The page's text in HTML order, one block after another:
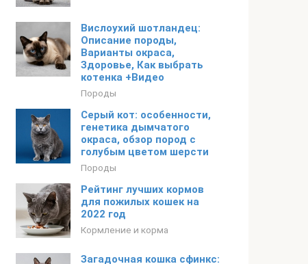
Вислоухий шотландец:
Описание породы,
Варианты окраса,
Здоровье, Как выбрать
котенка +Видео
Породы
Серый кот: особенности,
генетика дымчатого
окраса, обзор пород с
голубым цветом шерсти
Породы
Рейтинг лучших кормов
для пожилых кошек на
2022 год
Кормление и корма
Загадочная кошка сфинкс: